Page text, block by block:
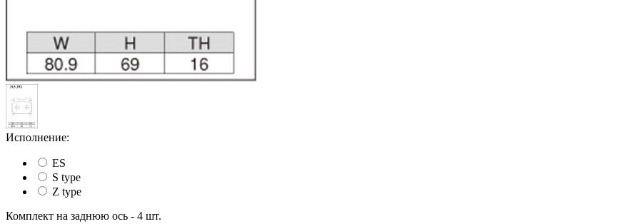
Исполнение:
ES
S type
Z type
Комплект на заднюю ось - 4 шт.